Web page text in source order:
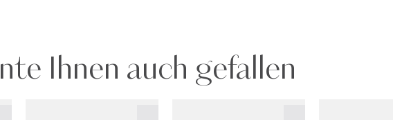
Ihnen auch gefallen